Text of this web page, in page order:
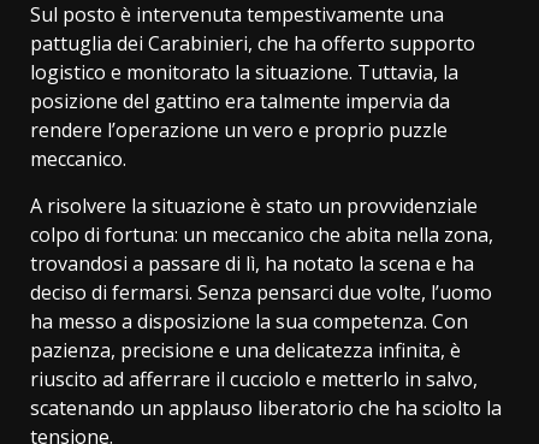
​Sul posto è intervenuta tempestivamente una
pattuglia dei Carabinieri, che ha offerto supporto
logistico e monitorato la situazione. Tuttavia, la
posizione del gattino era talmente impervia da
rendere l’operazione un vero e proprio puzzle
meccanico.
​A risolvere la situazione è stato un provvidenziale
colpo di fortuna: un meccanico che abita nella zona,
trovandosi a passare di lì, ha notato la scena e ha
deciso di fermarsi. Senza pensarci due volte, l’uomo
ha messo a disposizione la sua competenza. Con
pazienza, precisione e una delicatezza infinita, è
riuscito ad afferrare il cucciolo e metterlo in salvo,
scatenando un applauso liberatorio che ha sciolto la
tensione.